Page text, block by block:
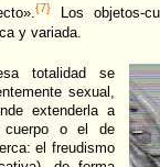
{7}Los objetos-
y variada.
totalidad se
sexual,
extenderla a
cuerpo o el de
el freudismo